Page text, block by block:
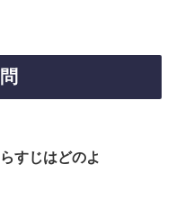
すじはどのよ